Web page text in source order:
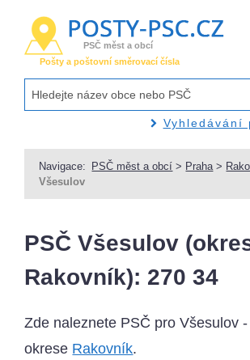
PSČ měst a obcí
Pošty a poštovní směrovací čísla
Vyhledávání
Navigace: PSČ měst a obcí > Praha >
Všesulov
PSČ Všesulov
Rakovník): 270 34
Zde naleznete PSČ pro Všesulov
okrese Rakovník.